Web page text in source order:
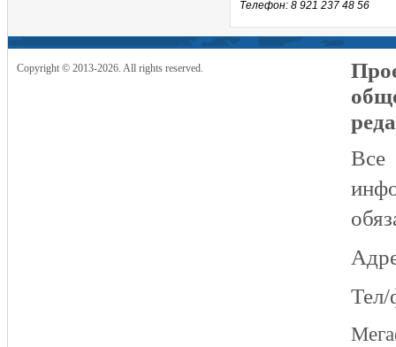
Телефон: 8 921 237 48 56
Copyright © 2013-2026. All rights reserved.